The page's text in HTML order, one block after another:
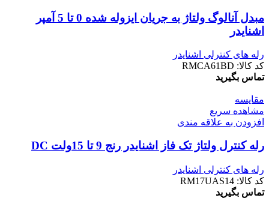
مبدل آنالوگ ولتاژ به جریان ایزوله شده 0 تا 5 آمپر
اشنایدر
رله های کنترلی اشنایدر
کد کالا: RMCA61BD
تماس بگیرید
مقایسه
مشاهده سریع
افزودن به علاقه مندی
رله کنترل ولتاژ تک فاز اشنایدر رنج 9 تا 15ولت DC
رله های کنترلی اشنایدر
کد کالا: RM17UAS14
تماس بگیرید